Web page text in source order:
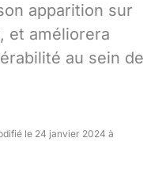
apparition sur
et améliorera
au sein de
le 24 janvier 2024 à